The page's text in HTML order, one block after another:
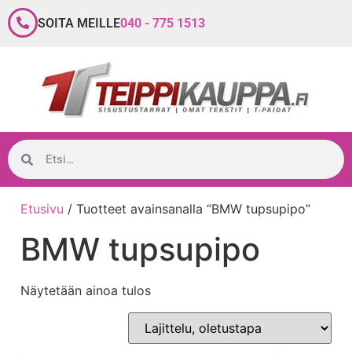
SOITA MEILLE040 - 775 1513
Etusivu / Tuotteet avainsanalla “BMW tupsupipo”
BMW tupsupipo
Näytetään ainoa tulos